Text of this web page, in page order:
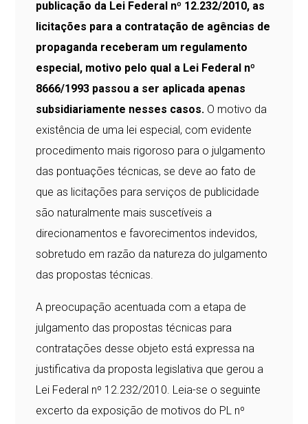
publicação da Lei Federal nº 12.232/2010, as
licitações para a contratação de agências de
propaganda receberam um regulamento
especial, motivo pelo qual a Lei Federal nº
8666/1993 passou a ser aplicada apenas
subsidiariamente nesses casos. O motivo da
existência de uma lei especial, com evidente
procedimento mais rigoroso para o julgamento
das pontuações técnicas, se deve ao fato de
que as licitações para serviços de publicidade
são naturalmente mais suscetíveis a
direcionamentos e favorecimentos indevidos,
sobretudo em razão da natureza do julgamento
das propostas técnicas.
A preocupação acentuada com a etapa de
julgamento das propostas técnicas para
contratações desse objeto está expressa na
justificativa da proposta legislativa que gerou a
Lei Federal nº 12.232/2010. Leia-se o seguinte
excerto da exposição de motivos do PL nº